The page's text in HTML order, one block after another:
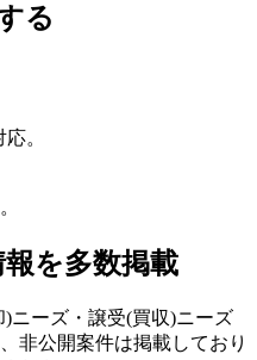
る
。
を多数掲載
ニーズ・譲受(買収)ニーズ
非公開案件は掲載しており